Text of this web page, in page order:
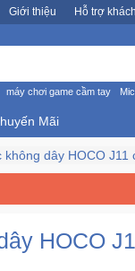
Giới thiệu Hỗ trợ
máy chơi game cầm tay
Mãi
dây HOCO J11
HOCO